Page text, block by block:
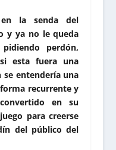
la senda del
y ya no le queda
perdón,
esta fuera una
se entendería una
recurrente y
en su
para creerse
del público del